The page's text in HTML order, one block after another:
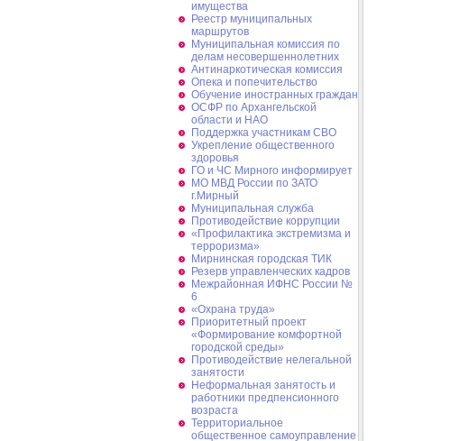
имущества
Реестр муниципальных
маршрутов
Муниципальная комиссия по
делам несовершеннолетних
Антинаркотическая комиссия
Опека и попечительство
Обучение иностранных граждан
ОСФР по Архангельской
области и НАО
Поддержка участникам СВО
Укрепление общественного
здоровья
ГО и ЧС Мирного информирует
МО МВД России по ЗАТО
г.Мирный
Муниципальная cлужба
Противодействие коррупции
«Профилактика экстремизма и
терроризма»
Мирнинская городская ТИК
Резерв управленческих кадров
Межрайонная ИФНС России №
6
«Охрана труда»
Приоритетный проект
«Формирование комфортной
городской среды»
Противодействие нелегальной
занятости
Неформальная занятость и
работники предпенсионного
возраста
Территориальное
общественное самоуправление